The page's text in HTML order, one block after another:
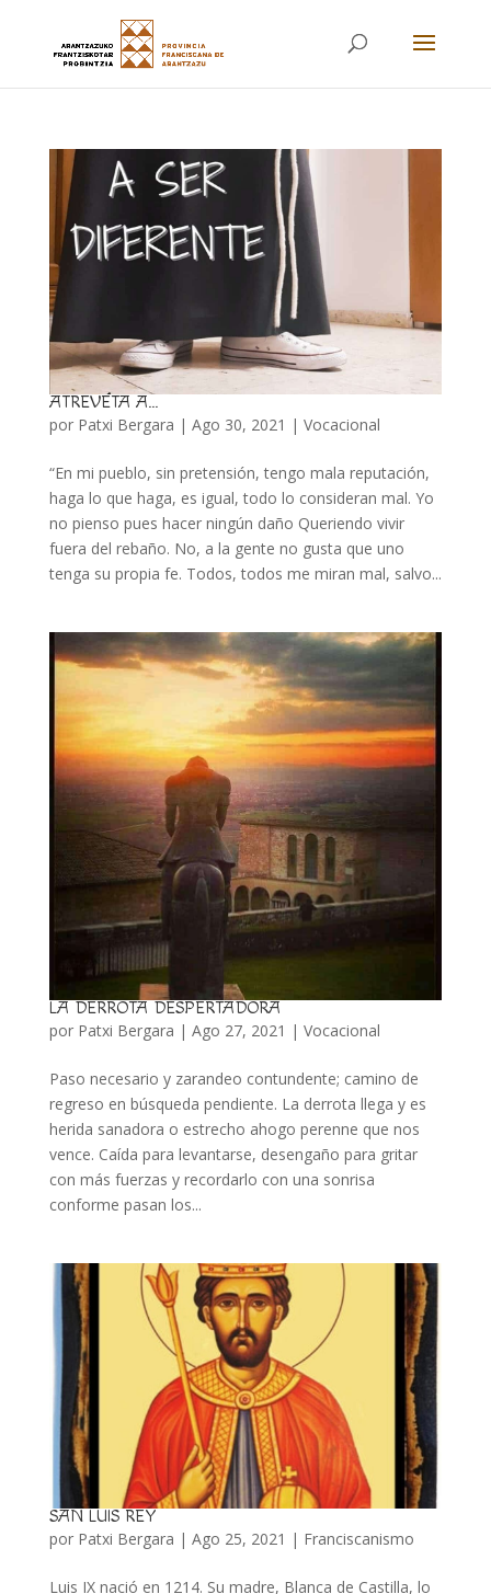
ATREVETA A…
por Patxi Bergara | Ago 30, 2021 | Vocacional
“En mi pueblo, sin pretensión, tengo mala reputación,
haga lo que haga, es igual, todo lo consideran mal. Yo
no pienso pues hacer ningún daño Queriendo vivir
fuera del rebaño. No, a la gente no gusta que uno
tenga su propia fe. Todos, todos me miran mal, salvo...
LA DERROTA DESPERTADORA
por Patxi Bergara | Ago 27, 2021 | Vocacional
Paso necesario y zarandeo contundente; camino de
regreso en búsqueda pendiente. La derrota llega y es
herida sanadora o estrecho ahogo perenne que nos
vence. Caída para levantarse, desengaño para gritar
con más fuerzas y recordarlo con una sonrisa
conforme pasan los...
SAN LUIS REY
por Patxi Bergara | Ago 25, 2021 | Franciscanismo
Luis IX nació en 1214. Su madre, Blanca de Castilla, lo